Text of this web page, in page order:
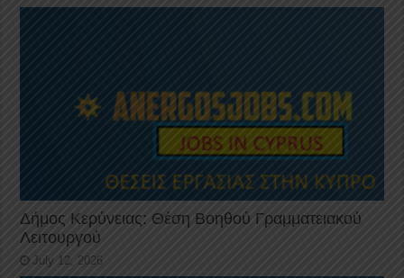
Δήμος Κερύνειας: Θέση Βοηθού Γραμματειακού
Λειτουργού
July 12, 2026